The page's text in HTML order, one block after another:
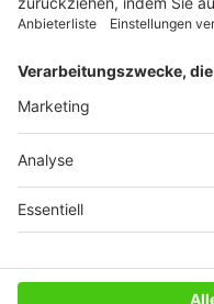
Reisemobil International
SERVICE
Datenschutz